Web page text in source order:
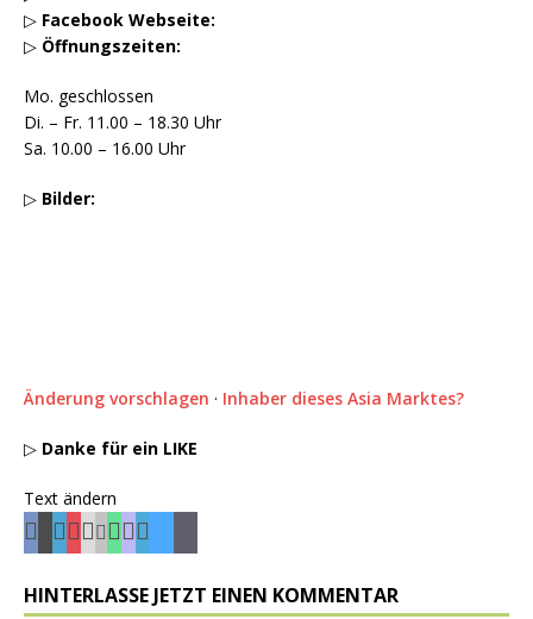
▷ Facebook Webseite:
▷ Öffnungszeiten:
Mo. geschlossen
Di. – Fr. 11.00 – 18.30 Uhr
Sa. 10.00 – 16.00 Uhr
▷ Bilder:
Änderung vorschlagen · Inhaber dieses Asia Marktes?
▷ Danke für ein LIKE
Text ändern
HINTERLASSE JETZT EINEN KOMMENTAR